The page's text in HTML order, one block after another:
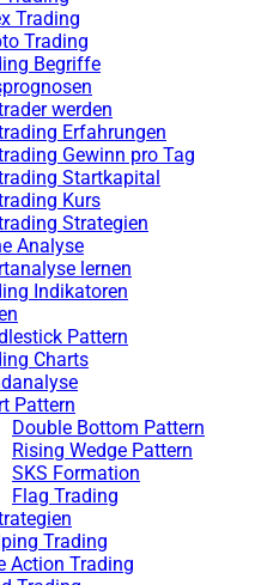
Trading
Trading
Begriffe
werden
Erfahrungen
Gewinn pro Tag
Startkapital
Kurs
Strategien
Analyse
lernen
Indikatoren
Pattern
Charts
Pattern
Double Bottom Pattern
Rising Wedge Pattern
SKS Formation
Flag Trading
Trading
Action Trading